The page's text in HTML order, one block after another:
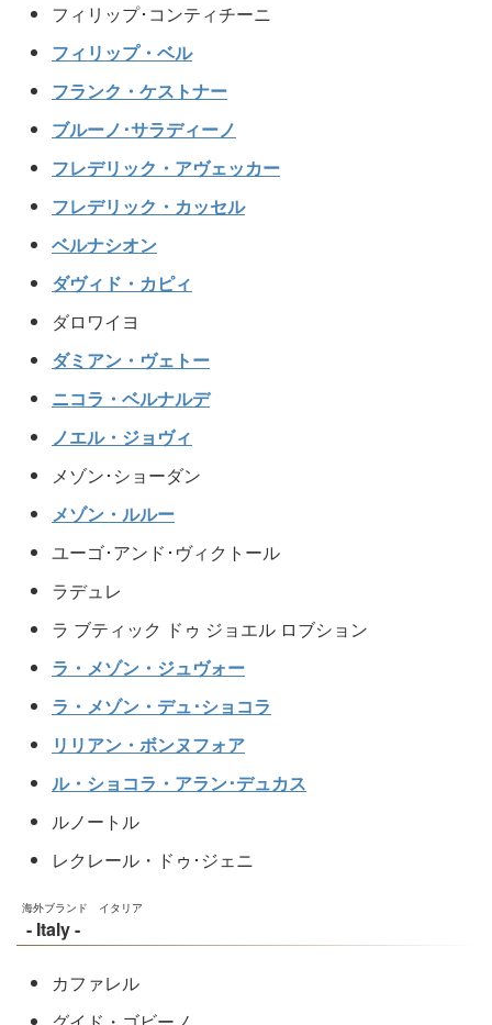
フィリップ･コンティチーニ
フィリップ・ベル
フランク・ケストナー
ブルーノ･サラディーノ
フレデリック・アヴェッカー
フレデリック・カッセル
ベルナシオン
ダヴィド・カピィ
ダロワイヨ
ダミアン・ヴェトー
ニコラ・ベルナルデ
ノエル・ジョヴィ
メゾン･ショーダン
メゾン・ルルー
ユーゴ･アンド･ヴィクトール
ラデュレ
ラ ブティック ドゥ ジョエル ロブション
ラ・メゾン・ジュヴォー
ラ・メゾン・デュ･ショコラ
リリアン・ボンヌフォア
ル・ショコラ・アラン･デュカス
ルノートル
レクレール・ドゥ･ジェニ
海外ブランド イタリア
- Italy -
カファレル